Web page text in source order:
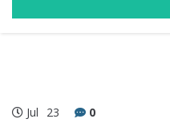
Jul 23 0